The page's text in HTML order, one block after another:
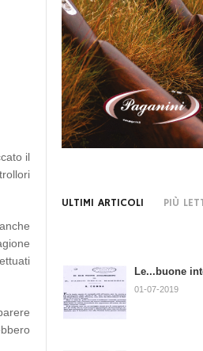
il
ULTIMI ARTICOLI PIÙ
Le...buone
01-07-2019
Mi sono